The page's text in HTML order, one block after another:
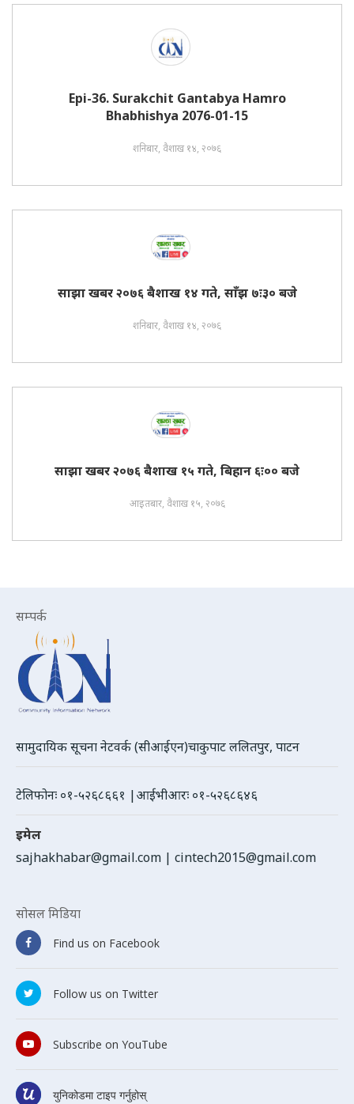
Epi-36. Surakchit Gantabya Hamro
Bhabhishya 2076-01-15
शनिबार, वैशाख १४, २०७६
साझा खबर २०७६ बैशाख १४ गते, साँझ ७ः३० बजे
शनिबार, वैशाख १४, २०७६
साझा खबर २०७६ बैशाख १५ गते, बिहान ६ः०० बजे
आइतबार, वैशाख १५, २०७६
सम्पर्क
सामुदायिक सूचना नेटवर्क (सीआईएन)चाकुपाट ललितपुर, पाटन
टेलिफोनः ०१-५२६८६६१ |आईभीआरः ०१-५२६८६४६
इमेल
sajhakhabar@gmail.com | cintech2015@gmail.com
सोसल मिडिया
Find us on Facebook
Follow us on Twitter
Subscribe on YouTube
युनिकोडमा टाइप गर्नुहोस्